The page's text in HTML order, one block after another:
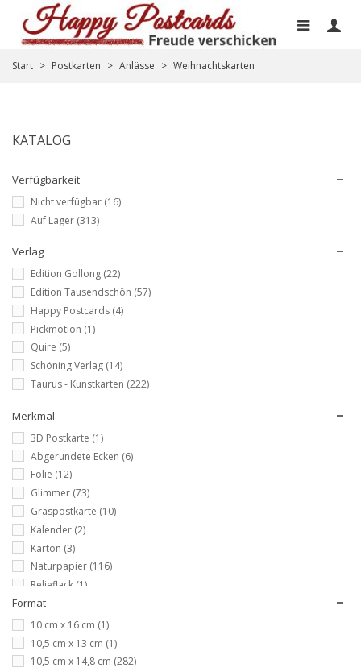
Start > Postkarten > Anlässe > Weihnachtskarten
KATALOG
Verfügbarkeit
Nicht verfügbar (16)
Auf Lager (313)
Verlag
Edition Gollong (22)
Edition Tausendschön (57)
Happy Postcards (4)
Pickmotion (1)
Quire (5)
Schöning Verlag (14)
Taurus - Kunstkarten (222)
Merkmal
3D Postkarte (1)
Abgerundete Ecken (6)
Folie (12)
Glimmer (73)
Graspostkarte (10)
Kalender (2)
Karton (3)
Naturpapier (116)
Relieflack (1)
Super-Top-Cards
Format
10 cm x 16 cm (1)
10,5 cm x 13 cm (1)
10,5 cm x 14,8 cm (282)